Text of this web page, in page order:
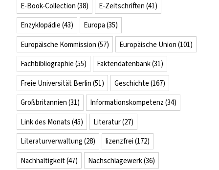
E-Book-Collection (38) E-Zeitschriften (41)
Enzyklopädie (43) Europa (35)
Europäische Kommission (57) Europäische Union (101)
Fachbibliographie (55) Faktendatenbank(31)
Freie Universität Berlin (51) Geschichte (167)
Großbritannien (31) Informationskompetenz (34)
Link des Monats (45) Literatur(27)
Literaturverwaltung (28) lizenzfrei (172)
Nachhaltigkeit(47) Nachschlagewerk(36)